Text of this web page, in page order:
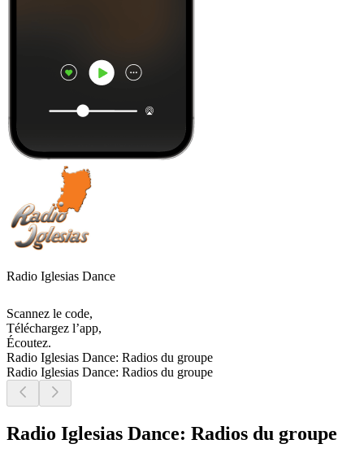
Radio Iglesias Dance
Scannez le code,
Téléchargez l’app,
Écoutez.
Radio Iglesias Dance: Radios du groupe
Radio Iglesias Dance: Radios du groupe
Radio Iglesias Dance: Radios du groupe